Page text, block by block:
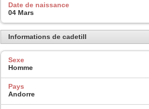
Date de naissance
04 Mars
Informations de cadetill
Sexe
Homme
Pays
Andorre